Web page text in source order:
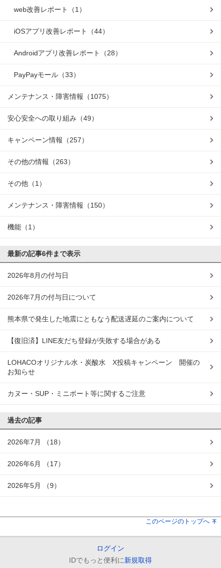
web改善レポート （1）
iOSアプリ改善レポート （44）
Androidアプリ改善レポート （28）
PayPayモール （33）
メンテナンス・障害情報 （1075）
安心安全への取り組み （49）
キャンペーン情報 （257）
その他の情報 （263）
その他 （1）
メンテナンス・障害情報 （150）
機能 （1）
最新の記事6件まで表示
2026年8月の付与日
2026年7月の付与日について
熊本県で発生した地震にともなう配送遅延のご案内について
【復旧済】LINE友だち登録が失敗する場合がある
LOHACOオリジナル水・炭酸水 X投稿キャンペーン 開催の
お知らせ
カヌー・SUP・ミニボート等に関するご注意
過去の記事
2026年7月 （18）
2026年6月 （17）
2026年5月 （9）
このページのトップへ
ログイン
IDでもっと便利に新規取得